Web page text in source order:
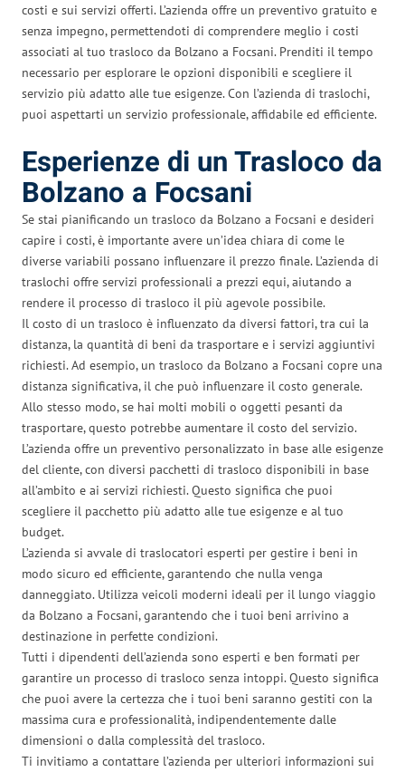
costi e sui servizi offerti. L’azienda offre un preventivo gratuito e
senza impegno, permettendoti di comprendere meglio i costi
associati al tuo trasloco da Bolzano a Focsani. Prenditi il tempo
necessario per esplorare le opzioni disponibili e scegliere il
servizio più adatto alle tue esigenze. Con l’azienda di traslochi,
puoi aspettarti un servizio professionale, affidabile ed efficiente.
Esperienze di un Trasloco da
Bolzano a Focsani
Se stai pianificando un trasloco da Bolzano a Focsani e desideri
capire i costi, è importante avere un’idea chiara di come le
diverse variabili possano influenzare il prezzo finale. L’azienda di
traslochi offre servizi professionali a prezzi equi, aiutando a
rendere il processo di trasloco il più agevole possibile.
Il costo di un trasloco è influenzato da diversi fattori, tra cui la
distanza, la quantità di beni da trasportare e i servizi aggiuntivi
richiesti. Ad esempio, un trasloco da Bolzano a Focsani copre una
distanza significativa, il che può influenzare il costo generale.
Allo stesso modo, se hai molti mobili o oggetti pesanti da
trasportare, questo potrebbe aumentare il costo del servizio.
L’azienda offre un preventivo personalizzato in base alle esigenze
del cliente, con diversi pacchetti di trasloco disponibili in base
all’ambito e ai servizi richiesti. Questo significa che puoi
scegliere il pacchetto più adatto alle tue esigenze e al tuo
budget.
L’azienda si avvale di traslocatori esperti per gestire i beni in
modo sicuro ed efficiente, garantendo che nulla venga
danneggiato. Utilizza veicoli moderni ideali per il lungo viaggio
da Bolzano a Focsani, garantendo che i tuoi beni arrivino a
destinazione in perfette condizioni.
Tutti i dipendenti dell’azienda sono esperti e ben formati per
garantire un processo di trasloco senza intoppi. Questo significa
che puoi avere la certezza che i tuoi beni saranno gestiti con la
massima cura e professionalità, indipendentemente dalle
dimensioni o dalla complessità del trasloco.
Ti invitiamo a contattare l’azienda per ulteriori informazioni sui